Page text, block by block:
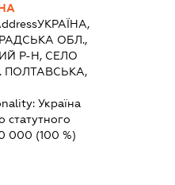
УКРАЇНА,
ОБЛ.,
Р-Н, СЕЛО
ПОЛТАВСЬКА,
Україна
статутного
000 (100 %)